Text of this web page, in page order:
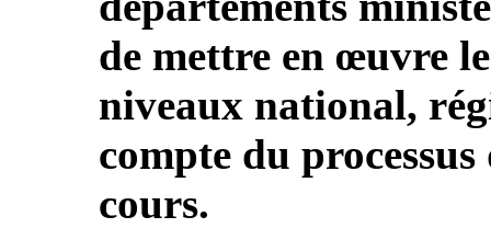
de mettre en œuvre
niveaux national,
compte du
cours.